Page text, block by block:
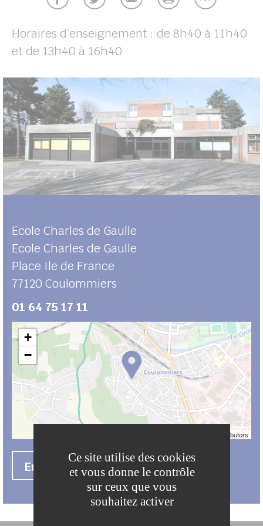
Horaires d’enseignement : de 8h40 à 11h40
et de 13h40 à 16h40
Ecole Charles de Gaulle
Ecole Charles de Gaulle
Place Ile de France
77120 Coulommiers
01 64 75 17 11
+
−
contributors
En savoir +
Ce site utilise des cookies
et vous donne le contrôle
sur ceux que vous
souhaitez activer